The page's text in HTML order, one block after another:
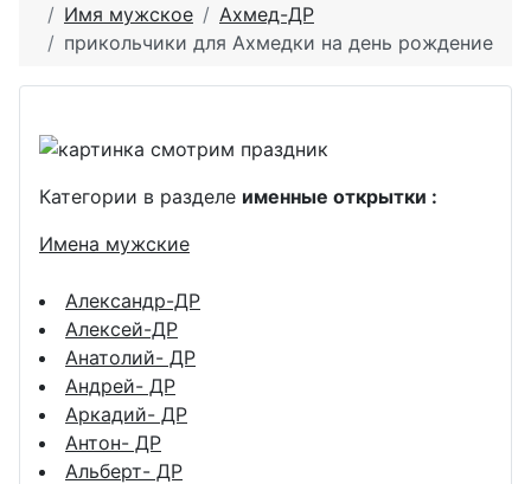
Имя мужское
Ахмед-ДР
прикольчики для Ахмедки на день рождение
Категории в разделе именные открытки :
Имена мужские
Александр-ДР
Алексей-ДР
Анатолий- ДР
Андрей- ДР
Аркадий- ДР
Антон- ДР
Альберт- ДР